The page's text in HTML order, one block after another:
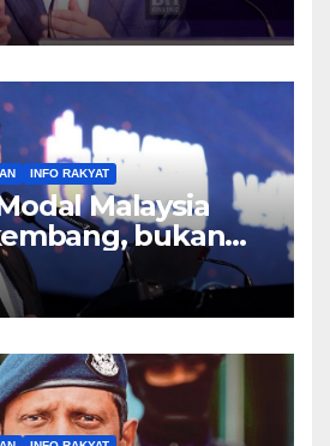
INFO RAKYAT
Malaysia
bukan
– Amir